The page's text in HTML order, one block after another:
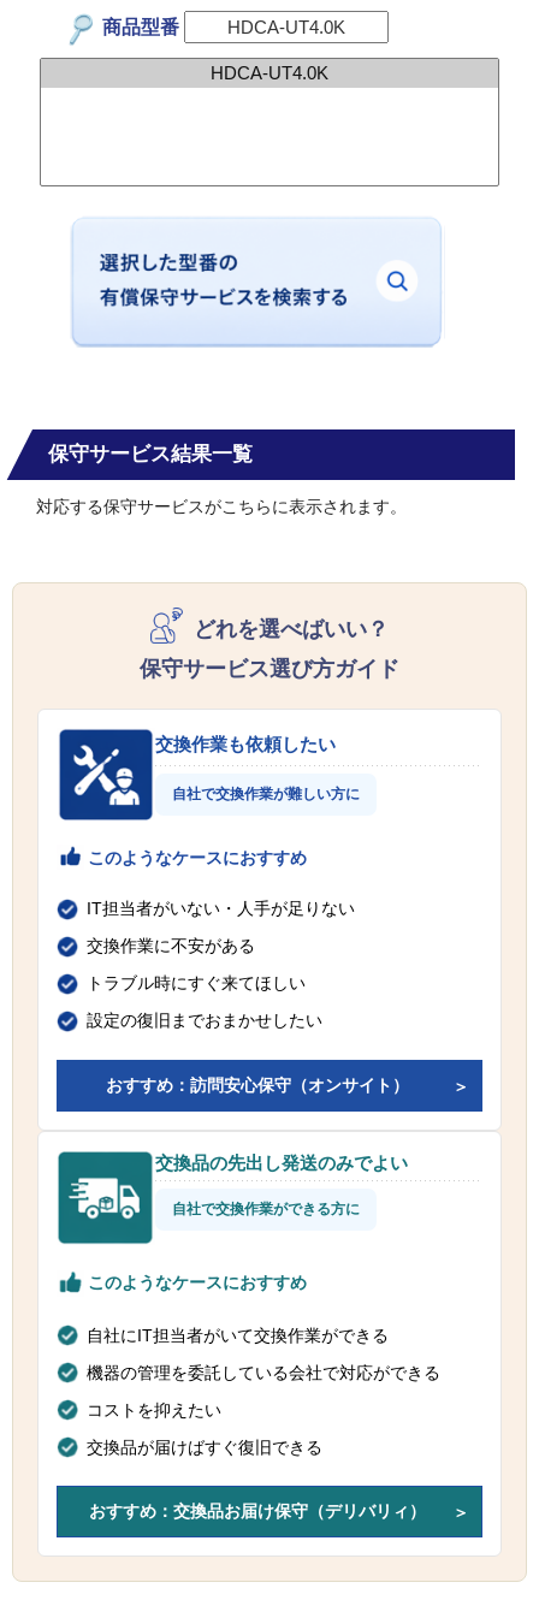
商品型番
保守サービス結果一覧
対応する保守サービスがこちらに表示されます。
どれを選べばいい？
保守サービス選び方ガイド
交換作業も依頼したい
自社で交換作業が難しい方に
このようなケースにおすすめ
IT担当者がいない・人手が足りない
交換作業に不安がある
トラブル時にすぐ来てほしい
設定の復旧までおまかせしたい
おすすめ：訪問安心保守（オンサイト）
交換品の先出し発送のみでよい
自社で交換作業ができる方に
このようなケースにおすすめ
自社にIT担当者がいて交換作業ができる
機器の管理を委託している会社で対応ができる
コストを抑えたい
交換品が届けばすぐ復旧できる
おすすめ：交換品お届け保守（デリバリィ）